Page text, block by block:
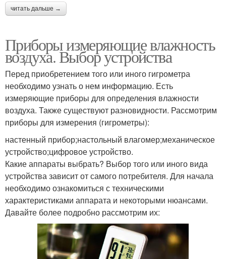
читать дальше →
Приборы измеряющие влажность
воздуха. Выбор устройства
Перед приобретением того или иного гигрометра
необходимо узнать о нем информацию. Есть
измеряющие приборы для определения влажности
воздуха. Также существуют разновидности. Рассмотрим
приборы для измерения (гигрометры):
настенный прибор;настольный влагомер;механическое
устройство;цифровое устройство.
Какие аппараты выбрать? Выбор того или иного вида
устройства зависит от самого потребителя. Для начала
необходимо ознакомиться с техническими
характеристиками аппарата и некоторыми нюансами.
Давайте более подробно рассмотрим их: